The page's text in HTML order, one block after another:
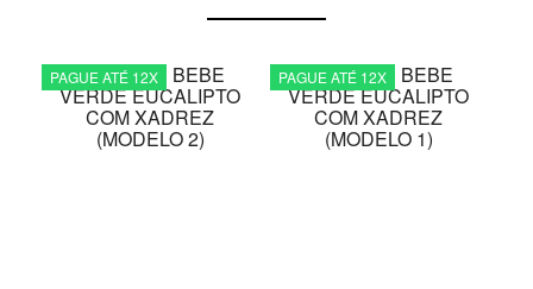
PAGUE ATÉ 12X PAGUE ATÉ 12X